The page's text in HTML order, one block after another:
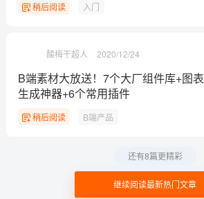
稍后阅读 入门
酸梅干超人 2020/12/24
B端素材大放送！7个大厂组件库+图表
生成神器+6个常用插件
稍后阅读 B端产品
继续阅读最新热门文章
还有8篇更精彩